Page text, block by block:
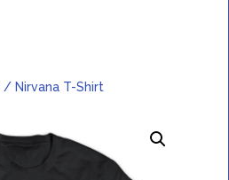
/ Nirvana T-Shirt